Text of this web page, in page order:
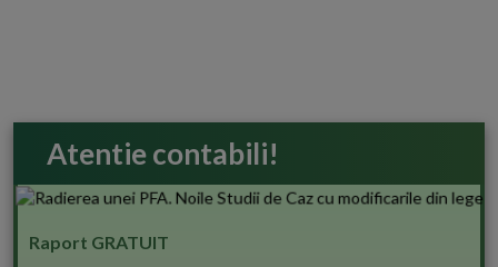
Atentie contabili!
Raport GRATUIT